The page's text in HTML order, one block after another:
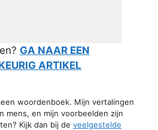
GA NAAR EEN
ARTIKEL
woordenboek. Mijn vertalingen
mens, en mijn voorbeelden zijn
Kijk dan bij de veelgestelde